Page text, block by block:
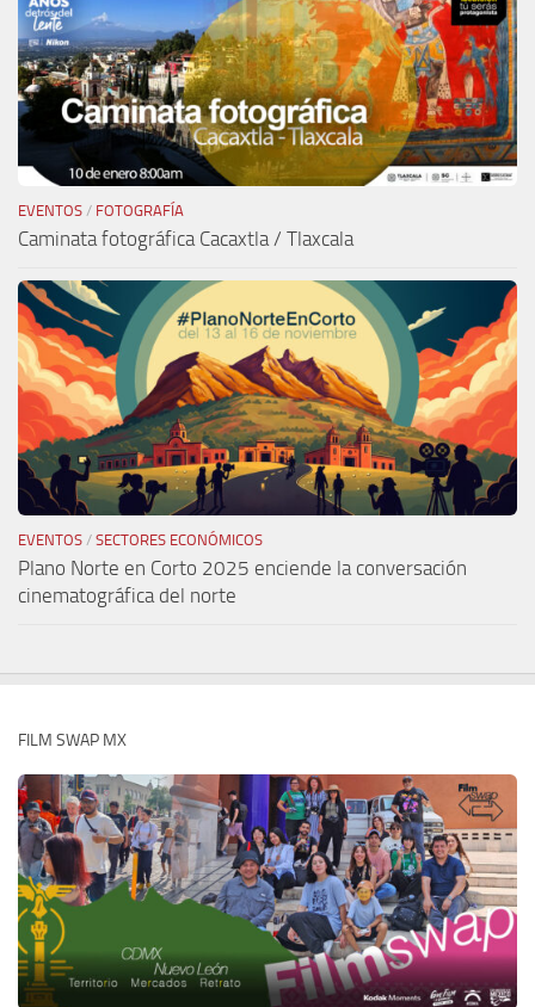
EVENTOS / FOTOGRAFÍA
Caminata fotográfica Cacaxtla / Tlaxcala
EVENTOS / SECTORES ECONÓMICOS
Plano Norte en Corto 2025 enciende la conversación
cinematográfica del norte
FILM SWAP MX